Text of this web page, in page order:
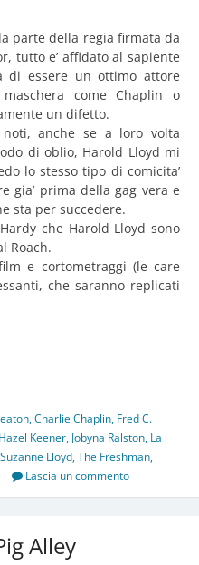
parte della regia firmata da
tutto e’ affidato al sapiente
di essere un ottimo attore
come Chaplin o
un difetto.
noti, anche se a loro volta
di oblio, Harold Lloyd mi
lo stesso tipo di comicita’
gia’ prima della gag vera e
sta per succedere.
che Harold Lloyd sono
Roach.
e cortometraggi (le care
che saranno replicati
,Charlie Chaplin, Fred C.
Hazel Keener, Jobyna Ralston, La
Suzanne Lloyd,The Freshman,
Lascia un commento
Alley